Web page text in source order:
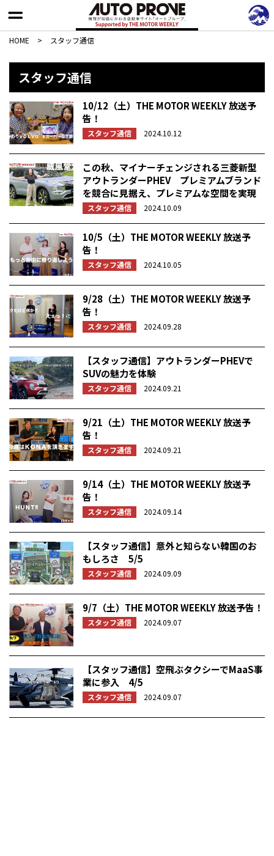
HOME > スタッフ通信
スタッフ通信
10/12（土）THE MOTOR WEEKLY 放送予
告！
スタッフ通信 2024.10.12
この秋、マイナーチェンジされる三菱新型
アウトランダーPHEV プレミアムブランド
を競合に見据え、プレミアムな空間を実現
スタッフ通信 2024.10.09
10/5（土）THE MOTOR WEEKLY 放送予
告！
スタッフ通信 2024.10.05
9/28（土）THE MOTOR WEEKLY 放送予
告！
スタッフ通信 2024.09.28
【スタッフ通信】アウトランダーPHEVで
SUVの魅力を体験
スタッフ通信 2024.09.21
9/21（土）THE MOTOR WEEKLY 放送予
告！
スタッフ通信 2024.09.21
9/14（土）THE MOTOR WEEKLY 放送予
告！
スタッフ通信 2024.09.14
【スタッフ通信】意外と知らない韓国のお
もしろさ 5/5
スタッフ通信 2024.09.09
9/7（土）THE MOTOR WEEKLY 放送予告！
スタッフ通信 2024.09.07
【スタッフ通信】空飛ぶタクシーでMaaS事
業に参入 4/5
スタッフ通信 2024.09.07